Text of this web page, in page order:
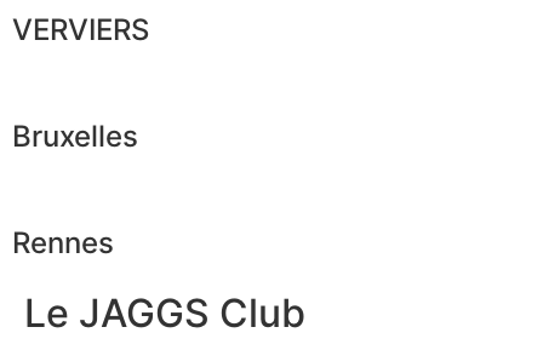
VERVIERS
Bruxelles
Rennes
Le JAGGS Club